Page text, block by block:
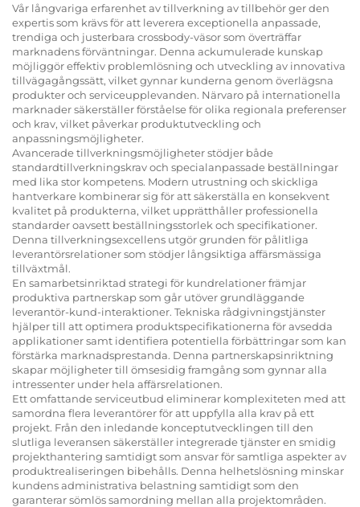
Vår långvariga erfarenhet av tillverkning av tillbehör ger den
expertis som krävs för att leverera exceptionella anpassade,
trendiga och justerbara crossbody-väsor som överträffar
marknadens förväntningar. Denna ackumulerade kunskap
möjliggör effektiv problemlösning och utveckling av innovativa
tillvägagångssätt, vilket gynnar kunderna genom överlägsna
produkter och serviceupplevanden. Närvaro på internationella
marknader säkerställer förståelse för olika regionala preferenser
och krav, vilket påverkar produktutveckling och
anpassningsmöjligheter.
Avancerade tillverkningsmöjligheter stödjer både
standardtillverkningskrav och specialanpassade beställningar
med lika stor kompetens. Modern utrustning och skickliga
hantverkare kombinerar sig för att säkerställa en konsekvent
kvalitet på produkterna, vilket upprätthåller professionella
standarder oavsett beställningsstorlek och specifikationer.
Denna tillverkningsexcellens utgör grunden för pålitliga
leverantörsrelationer som stödjer långsiktiga affärsmässiga
tillväxtmål.
En samarbetsinriktad strategi för kundrelationer främjar
produktiva partnerskap som går utöver grundläggande
leverantör-kund-interaktioner. Tekniska rådgivningstjänster
hjälper till att optimera produktspecifikationerna för avsedda
applikationer samt identifiera potentiella förbättringar som kan
förstärka marknadsprestanda. Denna partnerskapsinriktning
skapar möjligheter till ömsesidig framgång som gynnar alla
intressenter under hela affärsrelationen.
Ett omfattande serviceutbud eliminerar komplexiteten med att
samordna flera leverantörer för att uppfylla alla krav på ett
projekt. Från den inledande konceptutvecklingen till den
slutliga leveransen säkerställer integrerade tjänster en smidig
projekthantering samtidigt som ansvar för samtliga aspekter av
produktrealiseringen bibehålls. Denna helhetslösning minskar
kundens administrativa belastning samtidigt som den
garanterar sömlös samordning mellan alla projektområden.